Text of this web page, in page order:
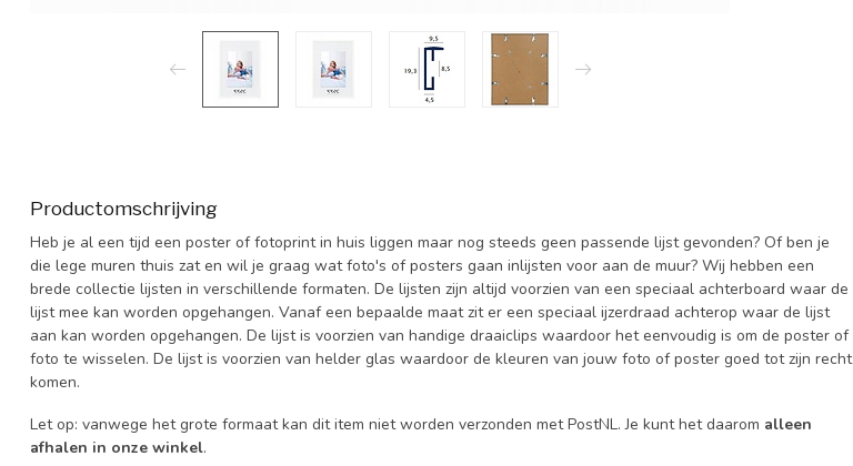
Productomschrijving
Heb je al een tijd een poster of fotoprint in huis liggen maar nog steeds geen passende lijst gevonden? Of ben je
die lege muren thuis zat en wil je graag wat foto's of posters gaan inlijsten voor aan de muur? Wij hebben een
brede collectie lijsten in verschillende formaten. De lijsten zijn altijd voorzien van een speciaal achterboard waar de
lijst mee kan worden opgehangen. Vanaf een bepaalde maat zit er een speciaal ijzerdraad achterop waar de lijst
aan kan worden opgehangen. De lijst is voorzien van handige draaiclips waardoor het eenvoudig is om de poster of
foto te wisselen. De lijst is voorzien van helder glas waardoor de kleuren van jouw foto of poster goed tot zijn recht
komen.
Let op: vanwege het grote formaat kan dit item niet worden verzonden met PostNL. Je kunt het daarom alleen
afhalen in onze winkel.